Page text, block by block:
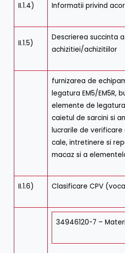
II.1.4) Informatii privind
II.1.5)
Descrierea succinta
achizitiei/achizitiilor
furnizarea de
legatura EM5/EM5R,
elemente de
caietul de sarcini si
lucrarile de
cale, intretinere si
macaz si a
II.1.6) Clasificare CPV
34946120-7 –